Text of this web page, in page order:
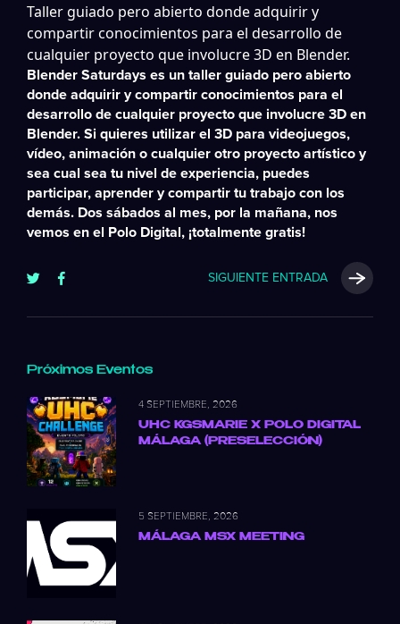
Taller guiado pero abierto donde adquirir y
compartir conocimientos para el desarrollo de
cualquier proyecto que involucre 3D en Blender.
Blender Saturdays es un taller guiado pero abierto
donde adquirir y compartir conocimientos para el
desarrollo de cualquier proyecto que involucre 3D en
Blender. Si quieres utilizar el 3D para videojuegos,
vídeo, animación o cualquier otro proyecto artístico y
sea cual sea tu nivel de experiencia, puedes
participar, aprender y compartir tu trabajo con los
demás. Dos sábados al mes, por la mañana, nos
vemos en el Polo Digital, ¡totalmente gratis!
SIGUIENTE ENTRADA
Próximos Eventos
4 SEPTIEMBRE, 2026
UHC KGSMARIE X POLO DIGITAL
MÁLAGA (PRESELECCIÓN)
5 SEPTIEMBRE, 2026
MÁLAGA MSX MEETING